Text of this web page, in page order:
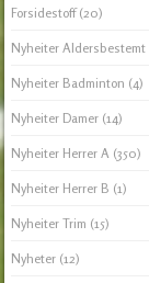
Forsidestoff(20)
Nyheiter Aldersbestemt
Nyheiter Badminton (4)
Nyheiter Damer (14)
Nyheiter Herrer A (350)
Nyheiter Herrer B (1)
Nyheiter Trim (15)
Nyheter (12)